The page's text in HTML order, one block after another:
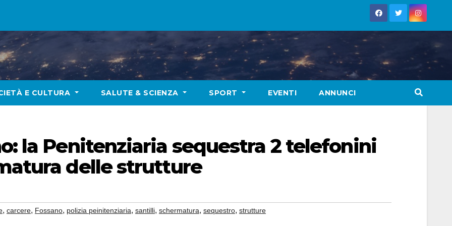
E CULTURA SALUTE & SCIENZA SPORT EVENTI ANNUNCI
la Penitenziaria sequestra 2 telefonini
delle strutture
, carcere, Fossano, polizia peinitenziaria, santilli, schermatura, sequestro, strutture